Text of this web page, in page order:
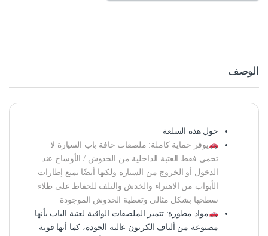
الوصف
حول هذه السلعة
يوفر حماية كاملة: ملصقات حافة باب السيارة لا
تحمي فقط العتبة الداخلية من الخدوش / الأوساخ عند
الدخول أو الخروج من السيارة ولكنها أيضًا تمنع إطارات
الأبواب من الاهتراء والخدش والتلف للحفاظ على طلاء
سطحها بشكل مثالي وتغطية الخدوش الموجودة
مواد مطورة: تتميز الملصقات الواقية لعتبة الباب بأنها
مصنوعة من ألياف الكربون عالية الجودة، كما أنها قوية